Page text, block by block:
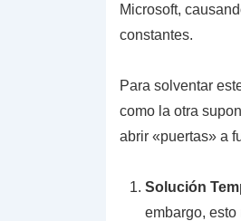
Microsoft,
constantes.
Para solventar
como la otra
abrir «puertas» a
Solución
embargo,